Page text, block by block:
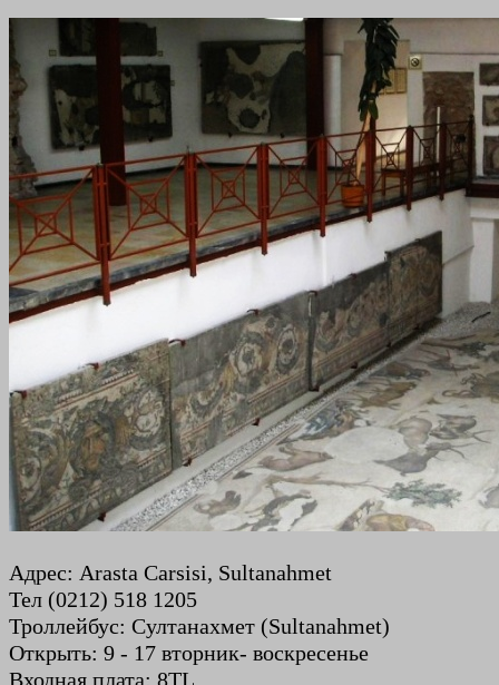
Адрес: Arasta Carsisi, Sultanahmet
Тел (0212) 518 1205
Троллейбус: Султанахмет (Sultanahmet)
Открыть: 9 - 17 вторник- воскресенье
Входная плата: 8TL